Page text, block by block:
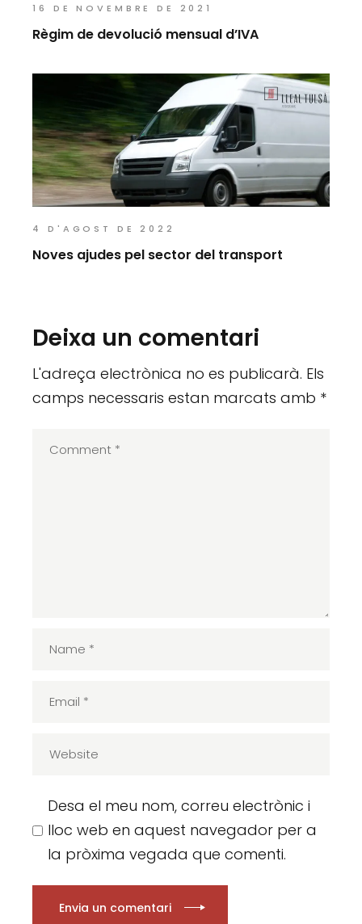
16 DE NOVEMBRE DE 2021
Règim de devolució mensual d’IVA
4 D'AGOST DE 2022
Noves ajudes pel sector del transport
Deixa un comentari
L'adreça electrònica no es publicarà. Els
camps necessaris estan marcats amb *
Desa el meu nom, correu electrònic i
lloc web en aquest navegador per a
la pròxima vegada que comenti.
Envia un comentari